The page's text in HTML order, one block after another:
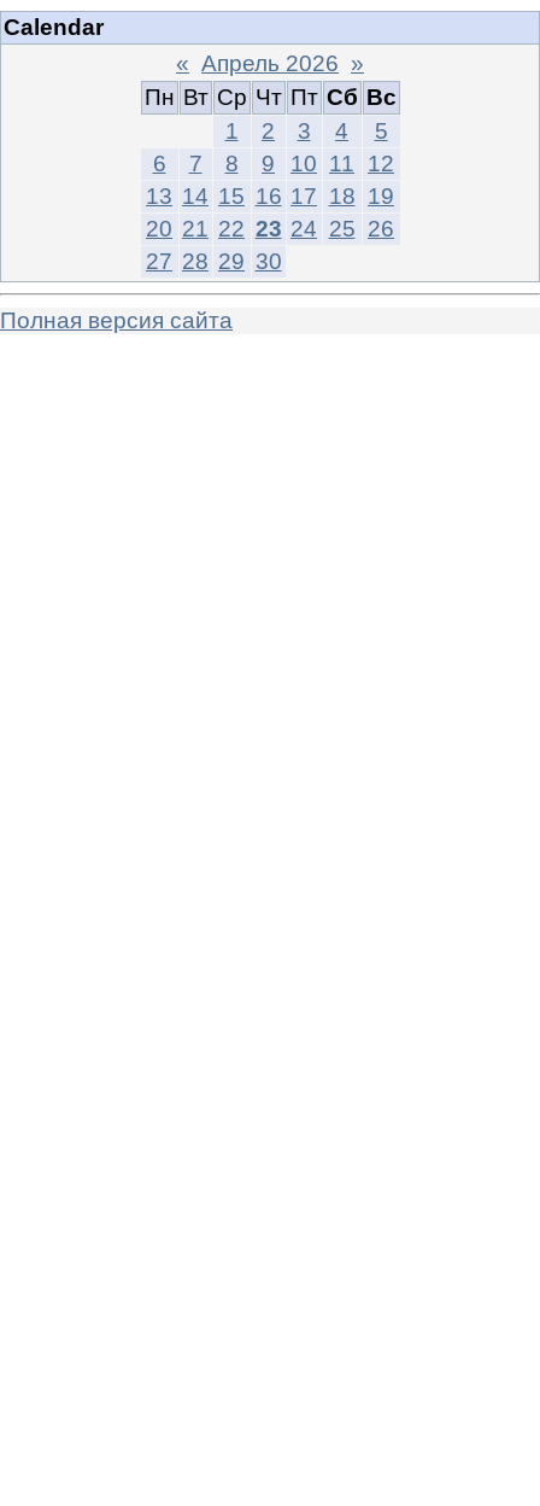
Calendar
« Апрель 2026 »
Пн Вт Ср Чт Пт Сб Вс
1
2 3 4
5
6
7 8 9 10 11
12
13 14 15 16 17 18 19
20 21 22 23 24 25 26
27 28 29 30
Полная версия сайта